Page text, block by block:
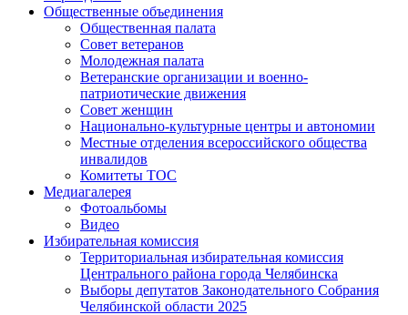
Общественные объединения
Общественная палата
Совет ветеранов
Молодежная палата
Ветеранские организации и военно-
патриотические движения
Совет женщин
Национально-культурные центры и автономии
Местные отделения всероссийского общества
инвалидов
Комитеты ТОС
Медиагалерея
Фотоальбомы
Видео
Избирательная комиссия
Территориальная избирательная комиссия
Центрального района города Челябинска
Выборы депутатов Законодательного Собрания
Челябинской области 2025